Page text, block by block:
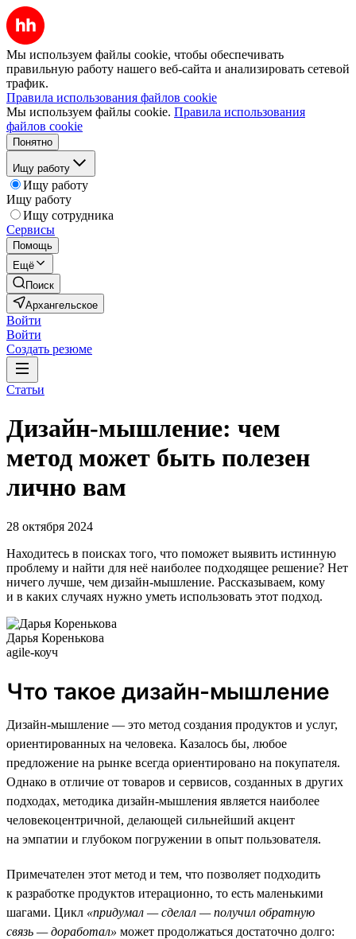
Мы используем файлы cookie, чтобы обеспечивать
правильную работу нашего веб-сайта и анализировать сетевой
трафик.
Правила использования файлов cookie
Мы используем файлы cookie. Правила использования
файлов cookie
Понятно
Ищу работу
Ищу работу
Ищу работу
Ищу сотрудника
Сервисы
Помощь
Ещё
Поиск
Архангельское
Войти
Войти
Создать резюме
Статьи
Дизайн-мышление: чем
метод может быть полезен
лично вам
28 октября 2024
Находитесь в поисках того, что поможет выявить истинную
проблему и найти для неё наиболее подходящее решение? Нет
ничего лучше, чем дизайн-мышление. Рассказываем, кому
и в каких случаях нужно уметь использовать этот подход.
Дарья Коренькова
agile-коуч
Что такое дизайн-мышление
Дизайн-мышление — это метод создания продуктов и услуг,
ориентированных на человека. Казалось бы, любое
предложение на рынке всегда ориентировано на покупателя.
Однако в отличие от товаров и сервисов, созданных в других
подходах, методика дизайн-мышления является наиболее
человекоцентричной, делающей сильнейший акцент
на эмпатии и глубоком погружении в опыт пользователя.
Примечателен этот метод и тем, что позволяет подходить
к разработке продуктов итерационно, то есть маленькими
шагами. Цикл «придумал — сделал — получил обратную
связь — доработал» может продолжаться достаточно долго: